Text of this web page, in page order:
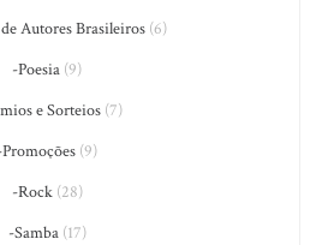
Autores Brasileiros(6)
-Poesia (9)
e Sorteios(7)
(9)
-Rock(28)
-Samba(17)